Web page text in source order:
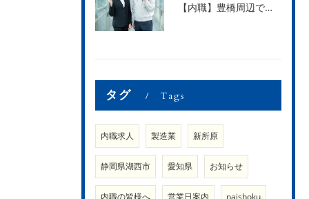
【内職】豊橋周辺で内職のお仕事を探している方募集中！【内職さまのお声②】
タグ Tags
内職求人 製造業 新所原
静岡県湖西市 愛知県 お知らせ
内職の皆様へ 営業日案内 naishoku